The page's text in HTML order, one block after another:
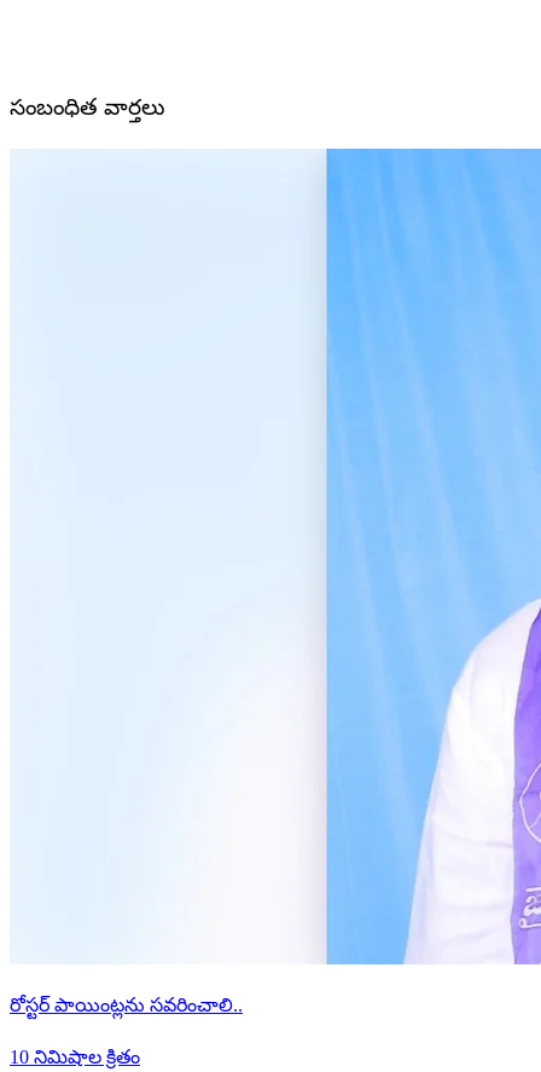
సంబంధిత వార్తలు
రోస్టర్ పాయింట్లను సవరించాలి..
10 నిమిషాల క్రితం